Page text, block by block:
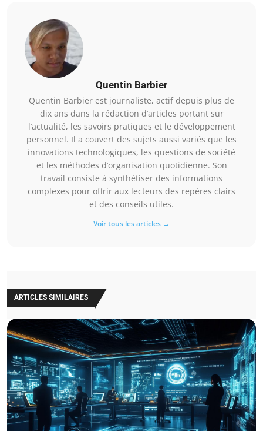
Quentin Barbier
Quentin Barbier est journaliste, actif depuis plus de
dix ans dans la rédaction d’articles portant sur
l’actualité, les savoirs pratiques et le développement
personnel. Il a couvert des sujets aussi variés que les
innovations technologiques, les questions de société
et les méthodes d’organisation quotidienne. Son
travail consiste à synthétiser des informations
complexes pour offrir aux lecteurs des repères clairs
et des conseils utiles.
Voir tous les articles →
ARTICLES SIMILAIRES